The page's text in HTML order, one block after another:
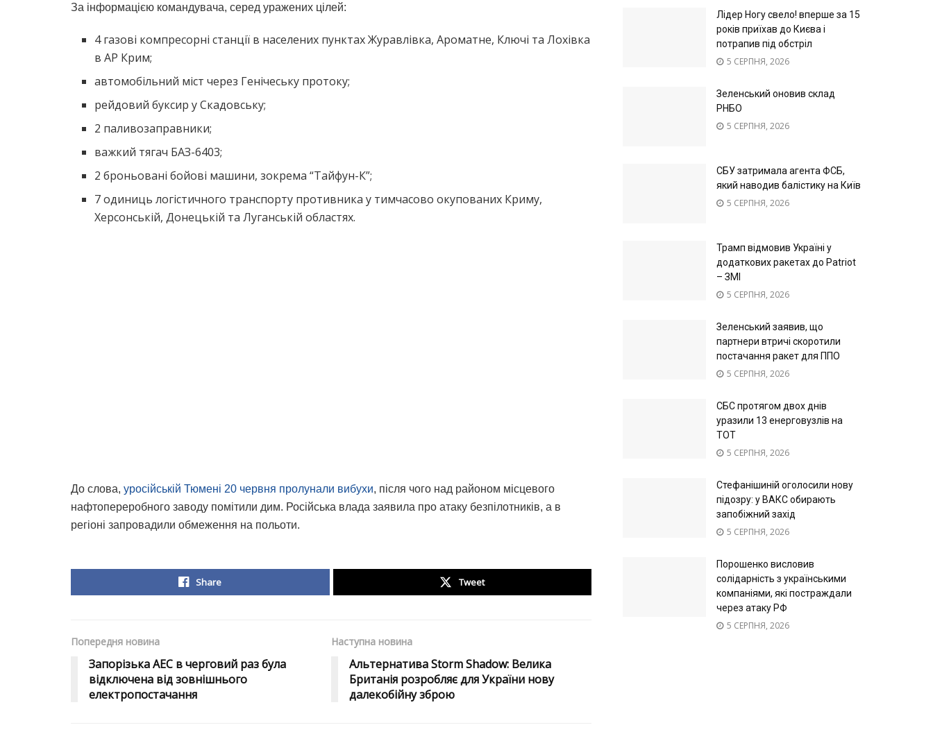
За інформацією командувача, серед уражених цілей:
4 газові компресорні станції в населених пунктах Журавлівка, Ароматне, Ключі та Лохівка
в АР Крим;
автомобільний міст через Генічеську протоку;
рейдовий буксир у Скадовську;
2 паливозаправники;
важкий тягач БАЗ-6403;
2 броньовані бойові машини, зокрема “Тайфун-К”;
7 одиниць логістичного транспорту противника у тимчасово окупованих Криму,
Херсонській, Донецькій та Луганській областях.
До слова, уросійській Тюмені 20 червня пролунали вибухи, після чого над районом місцевого
нафтопереробного заводу помітили дим. Російська влада заявила про атаку безпілотників, а в
регіоні запровадили обмеження на польоти.
Share Tweet
Попередня новина
Запорізька АЕС в черговий раз була
відключена від зовнішнього
електропостачання
Наступна новина
Альтернатива Storm Shadow: Велика
Британія розробляє для України нову
далекобійну зброю
Лідер Ногу свело! вперше за 15
років приїхав до Києва і
потрапив під обстріл
5 СЕРПНЯ, 2026
Зеленський оновив склад
РНБО
5 СЕРПНЯ, 2026
СБУ затримала агента ФСБ,
який наводив балістику на Київ
5 СЕРПНЯ, 2026
Трамп відмовив Україні у
додаткових ракетах до Patriot
– ЗМІ
5 СЕРПНЯ, 2026
Зеленський заявив, що
партнери втричі скоротили
постачання ракет для ППО
5 СЕРПНЯ, 2026
СБС протягом двох днів
уразили 13 енерговузлів на
ТОТ
5 СЕРПНЯ, 2026
Стефанішиній оголосили нову
підозру: у ВАКС обирають
запобіжний захід
5 СЕРПНЯ, 2026
Порошенко висловив
солідарність з українськими
компаніями, які постраждали
через атаку РФ
5 СЕРПНЯ, 2026